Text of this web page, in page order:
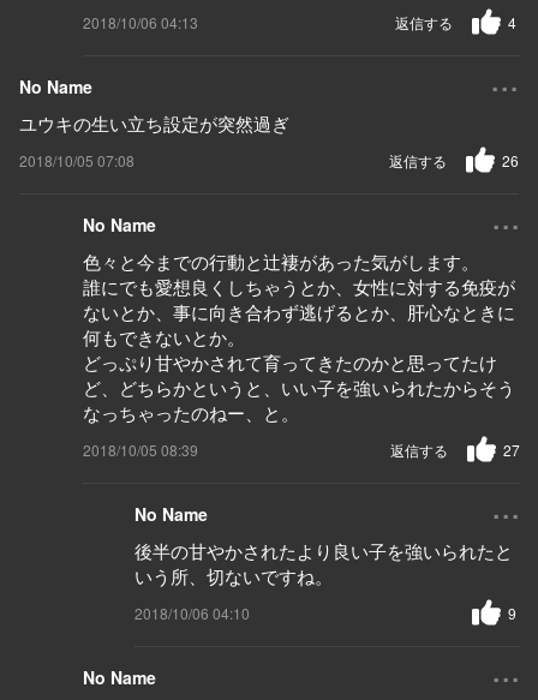
2018/10/06 04:13 4
返信する
No Name ...
ユウキの生い立ち設定が突然過ぎ
2018/10/05 07:08 26
返信する
No Name ...
色々と今までの行動と辻褄があった気がします。
誰にでも愛想良くしちゃうとか、女性に対する免疫が
ないとか、事に向き合わず逃げるとか、肝心なときに
何もできないとか。
どっぷり甘やかされて育ってきたのかと思ってたけ
ど、どちらかというと、いい子を強いられたからそう
なっちゃったのねー、と。
2018/10/05 08:39 27
返信する
No Name ...
後半の甘やかされたより良い子を強いられたと
いう所、切ないですね。
2018/10/06 04:10 9
No Name ...